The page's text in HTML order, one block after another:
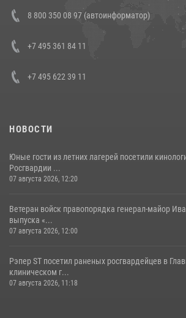
В Росгвардии прошла военно-научная
боевого опыта
8 800 350 08 97 (автоинформатор)
+7 495 361 84 11
+7 495 622 39 11
НОВОСТИ
Юные гости из летних лагерей посетили
Росгвардии ...
07 августа 2026, 12:20
Ветеран войск правопорядка генерал-майор
выпуска «...
07 августа 2026, 12:00
Рэпер ST посетил раненых росгвардейцев в
клиническом г...
07 августа 2026, 11:18